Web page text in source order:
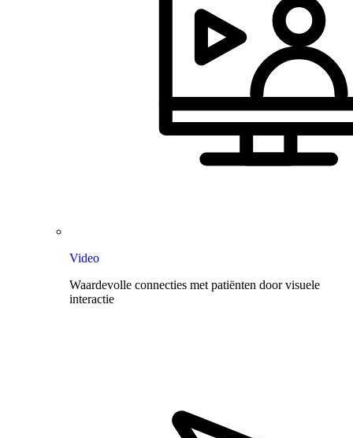
Video
Waardevolle connecties met patiënten door visuele
interactie